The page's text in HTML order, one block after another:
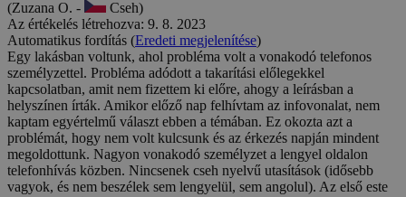
(Zuzana O. -
Cseh)
Az értékelés létrehozva: 9. 8. 2023
Automatikus fordítás (Eredeti megjelenítése)
Egy lakásban voltunk, ahol probléma volt a vonakodó telefonos
személyzettel. Probléma adódott a takarítási előlegekkel
kapcsolatban, amit nem fizettem ki előre, ahogy a leírásban a
helyszínen írták. Amikor előző nap felhívtam az infovonalat, nem
kaptam egyértelmű választ ebben a témában. Ez okozta azt a
problémát, hogy nem volt kulcsunk és az érkezés napján mindent
megoldottunk. Nagyon vonakodó személyzet a lengyel oldalon
telefonhívás közben. Nincsenek cseh nyelvű utasítások (idősebb
vagyok, és nem beszélek sem lengyelül, sem angolul). Az első este